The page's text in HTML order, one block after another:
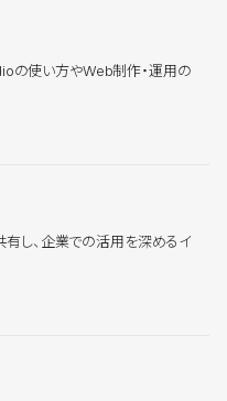
の使い方やWeb制作・運用の
し、企業での活用を深めるイ